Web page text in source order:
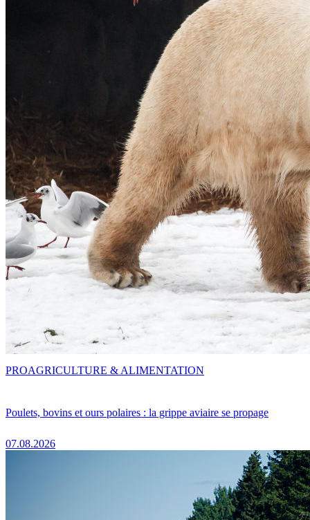
Poulets, bovins et ours polaires : la grippe aviaire se propage
07.08.2026
PROAGRICULTURE & ALIMENTATION